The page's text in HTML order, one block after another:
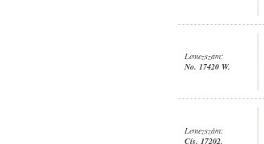
Lemezszám:
No. 17420 W.
Lemezszám:
Cís. 17202.